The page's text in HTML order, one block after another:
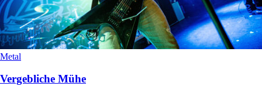
Metal
Vergebliche Mühe